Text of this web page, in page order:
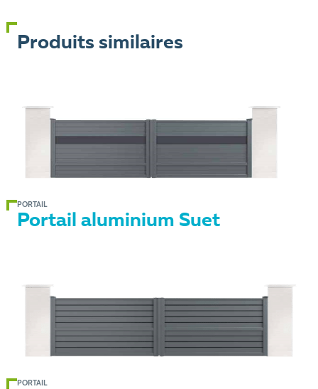
Produits similaires
PORTAIL
Portail aluminium Suet
PORTAIL